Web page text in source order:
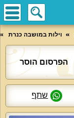
וילות במושבה כנרת
הפרסום הוסר
שתף